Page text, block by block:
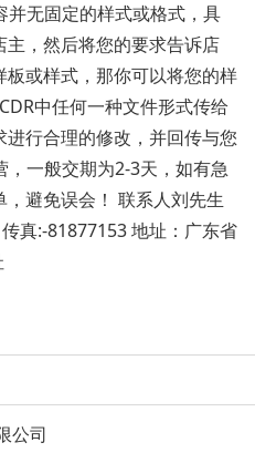
并无固定的样式或格式，具
，然后将您的要求告诉店
或样式，那你可以将您的样
中任何一种文件形式传给
行合理的修改，并回传与您
一般交期为2-3天，如有急
避免误会！ 联系人刘先生
真:-81877153 地址：广东省
公司